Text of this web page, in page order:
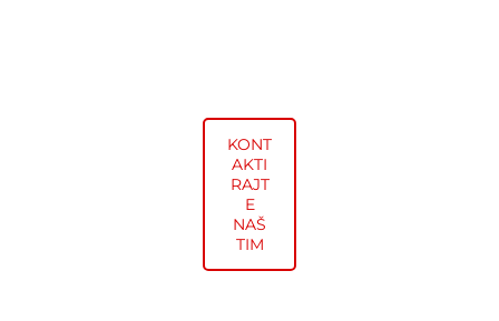
KONT
AKTI
RAJT
E
NAŠ
TIM